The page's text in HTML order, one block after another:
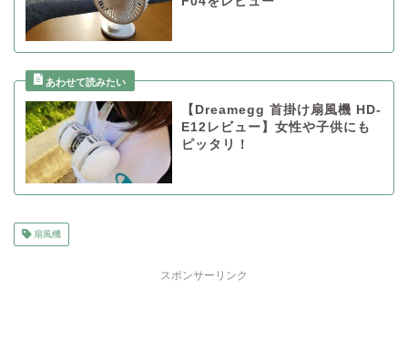
【Dreamegg 首掛け扇風機 HD-
E12レビュー】女性や子供にも
ピッタリ！
扇風機
スポンサーリンク